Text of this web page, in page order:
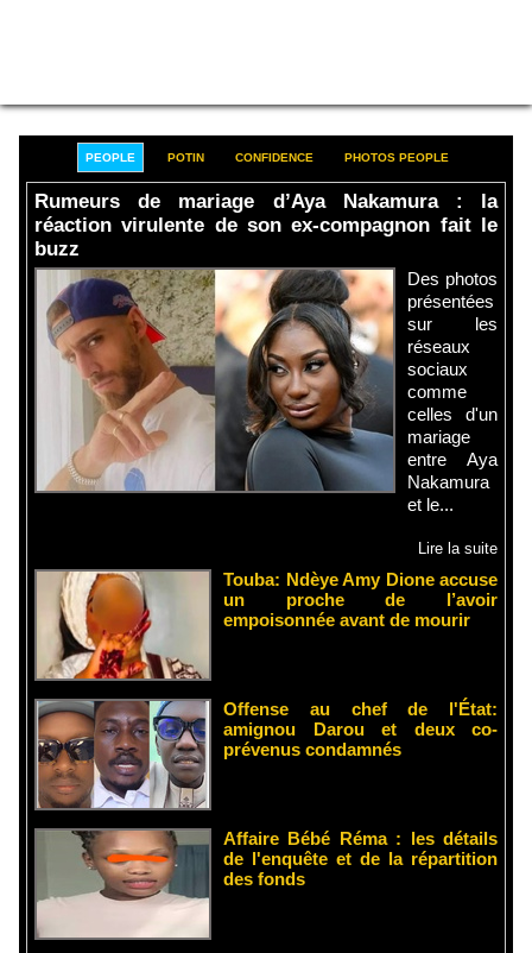
PEOPLE POTIN CONFIDENCE PHOTOS PEOPLE
Rumeurs de mariage d’Aya Nakamura : la
réaction virulente de son ex-compagnon fait le
buzz
Des photos
présentées
sur les
réseaux
sociaux
comme
celles d'un
mariage
entre Aya
Nakamura
et le...
Lire la suite
Touba: Ndèye Amy Dione accuse
un proche de l’avoir
empoisonnée avant de mourir
Offense au chef de l'État:
amignou Darou et deux co-
prévenus condamnés
Affaire Bébé Réma : les détails
de l'enquête et de la répartition
des fonds